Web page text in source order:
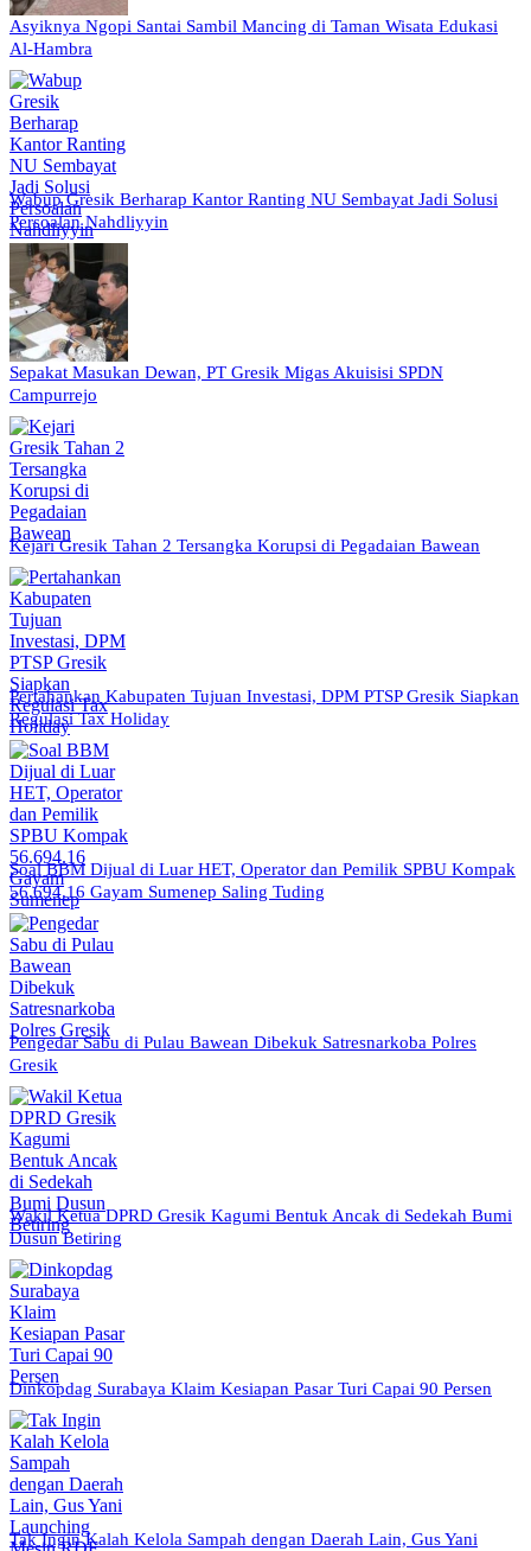
Asyiknya Ngopi Santai Sambil Mancing di Taman Wisata Edukasi
Al-Hambra
Wabup Gresik Berharap Kantor Ranting NU Sembayat Jadi Solusi
Persoalan Nahdliyyin
Sepakat Masukan Dewan, PT Gresik Migas Akuisisi SPDN
Campurrejo
Kejari Gresik Tahan 2 Tersangka Korupsi di Pegadaian Bawean
Pertahankan Kabupaten Tujuan Investasi, DPM PTSP Gresik Siapkan
Regulasi Tax Holiday
Soal BBM Dijual di Luar HET, Operator dan Pemilik SPBU Kompak
56.694.16 Gayam Sumenep Saling Tuding
Pengedar Sabu di Pulau Bawean Dibekuk Satresnarkoba Polres
Gresik
Wakil Ketua DPRD Gresik Kagumi Bentuk Ancak di Sedekah Bumi
Dusun Betiring
Dinkopdag Surabaya Klaim Kesiapan Pasar Turi Capai 90 Persen
Tak Ingin Kalah Kelola Sampah dengan Daerah Lain, Gus Yani